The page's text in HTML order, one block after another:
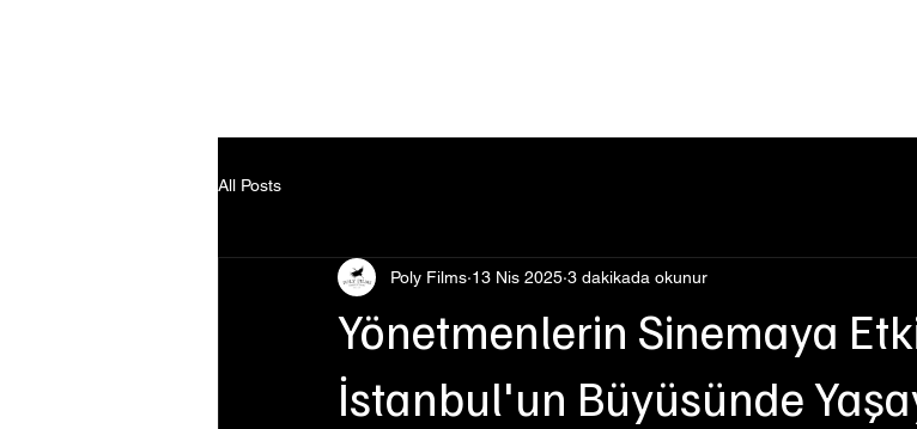
All Posts
Yönetmenlerin Sinemaya
İstanbul'un Büyüsünde
Poly Films 13 Nis 2025 3 dakikada okunur